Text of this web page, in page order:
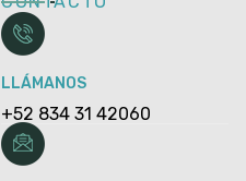
LLÁMANOS
+52 834 31 42060